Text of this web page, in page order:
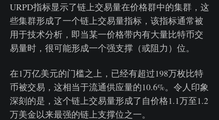
URPD指标显示了链上交易量在价格群中的集群，这
些集群形成了一个链上交易量指标，该指标通常被
用于技术分析，即当某一价格带内有大量比特币交
易量时，很可能形成一个强支撑（或阻力）位。
在1万亿美元的门槛之上，已经有超过198万枚比特
币被交易，这相当于流通供应量的10.6%。令人印象
深刻的是，这个链上交易量形成了自价格1.1万至1.2
万美金以来最强的链上支撑位之一。